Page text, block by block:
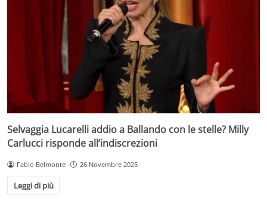
Selvaggia Lucarelli addio a Ballando con le stelle? Milly
Carlucci risponde all’indiscrezioni
Fabio Belmonte 26 Novembre 2025
Leggi di più